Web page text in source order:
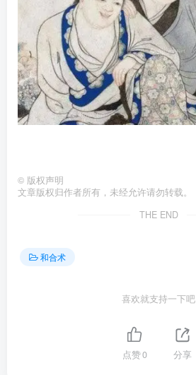
© 版权声明
文章版权归作者所有，未经允许请勿转载。
THE END
和合术
喜欢就支持一下吧
点赞0 分享